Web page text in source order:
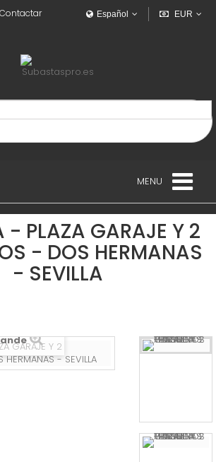
EUR
Español
Contactar
MENU
- PLAZA GARAJE Y 2
- DOS HERMANAS
- SEVILLA